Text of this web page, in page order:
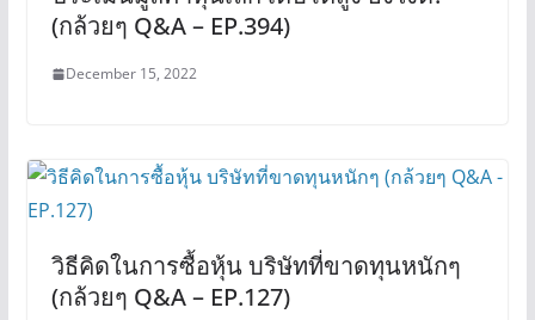
(กล้วยๆ Q&A – EP.394)
December 15, 2022
วิธีคิดในการซื้อหุ้น บริษัทที่ขาดทุนหนักๆ
(กล้วยๆ Q&A – EP.127)